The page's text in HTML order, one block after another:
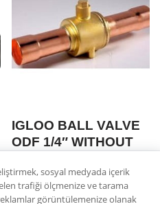
IGLOO BALL VALVE
ODF 1/4″ WITHOUT
sosyal medyada içerik
trafiği ölçmenize ve tarama
görüntülemenize olanak